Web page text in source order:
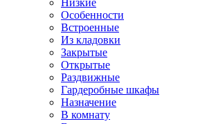
Низкие
Особенности
Встроенные
Из кладовки
Закрытые
Открытые
Раздвижные
Гардеробные шкафы
Назначение
В комнату